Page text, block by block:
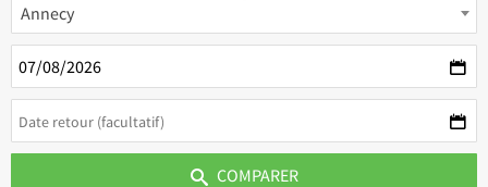
Annecy
COMPARER